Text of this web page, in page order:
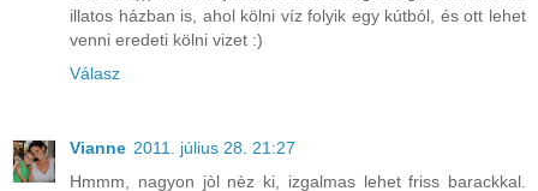
illatos házban is, ahol kölni víz folyik egy kútból, és ott lehet
venni eredeti kölni vizet :)
Válasz
Vianne 2011. július 28. 21:27
Hmmm, nagyon jòl nèz ki, izgalmas lehet friss barackkal.